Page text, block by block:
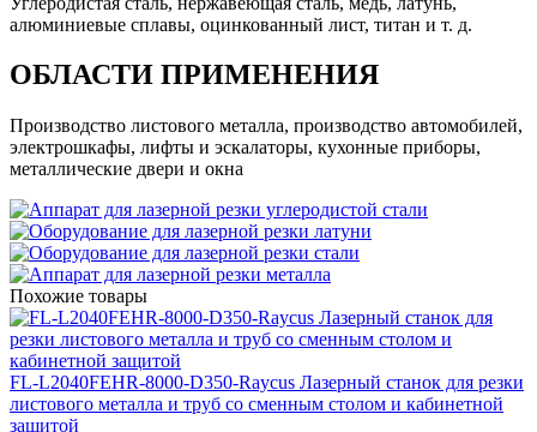
алюминиевые сплавы, оцинкованный лист, титан и т. д.
ОБЛАСТИ ПРИМЕНЕНИЯ
Производство листового металла, производство автомобилей,
электрошкафы, лифты и эскалаторы, кухонные приборы,
металлические двери и окна
Похожие товары
FL-L2040FEHR-8000-D350-Raycus Лазерный станок для резки
листового металла и труб со сменным столом и кабинетной
защитой